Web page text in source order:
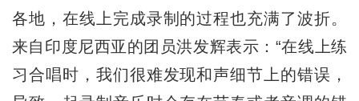
各地，在线上完成录制的过程也充满了波折。
来自印度尼西亚的团员洪发辉表示：“在线上练
习合唱时，我们很难发现和声细节上的错误，